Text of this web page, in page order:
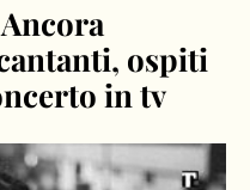
ospiti
in tv